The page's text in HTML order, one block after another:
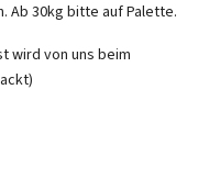
Ab 30kg bitte auf Palette.
wird von uns beim